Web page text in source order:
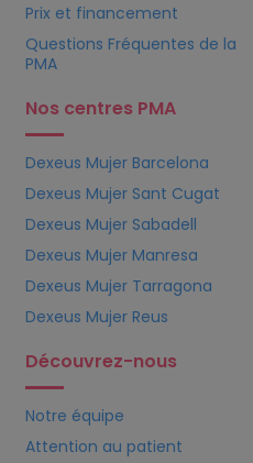
Prix et financement
Questions Fréquentes de la
PMA
Nos centres PMA
Dexeus Mujer Barcelona
Dexeus Mujer Sant Cugat
Dexeus Mujer Sabadell
Dexeus Mujer Manresa
Dexeus Mujer Tarragona
Dexeus Mujer Reus
Découvrez-nous
Notre équipe
Attention au patient